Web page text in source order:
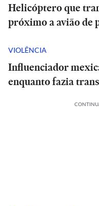
Helicóptero que
próximo a avião de
VIOLÊNCIA
Influenciador
enquanto fazia